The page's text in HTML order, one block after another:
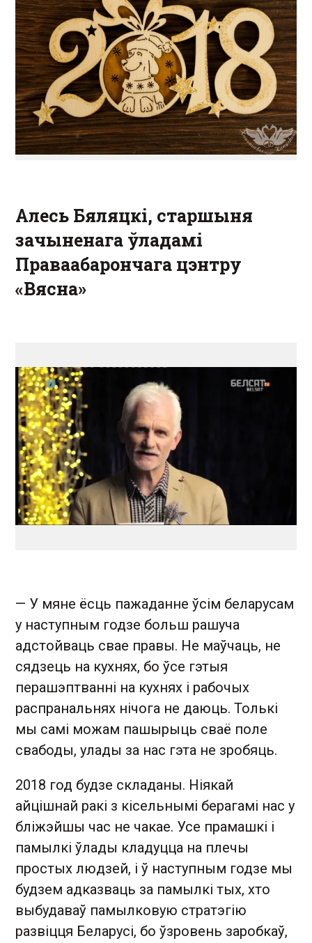
Алесь Бяляцкі, старшыня
зачыненага ўладамі
Праваабарончага цэнтру
«Вясна»
— У мяне ёсць пажаданне ўсім беларусам
у наступным годзе больш рашуча
адстойваць свае правы. Не маўчаць, не
сядзець на кухнях, бо ўсе гэтыя
перашэптванні на кухнях і рабочых
распранальнях нічога не даюць. Толькі
мы самі можам пашырыць сваё поле
свабоды, улады за нас гэта не зробяць.
2018 год будзе складаны. Ніякай
айцішнай ракі з кісельнымі берагамі нас у
бліжэйшы час не чакае. Усе прамашкі і
памылкі ўлады кладуцца на плечы
простых людзей, і ў наступным годзе мы
будзем адказваць за памылкі тых, хто
выбудаваў памылковую стратэгію
развіцця Беларусі, бо ўзровень заробкаў,